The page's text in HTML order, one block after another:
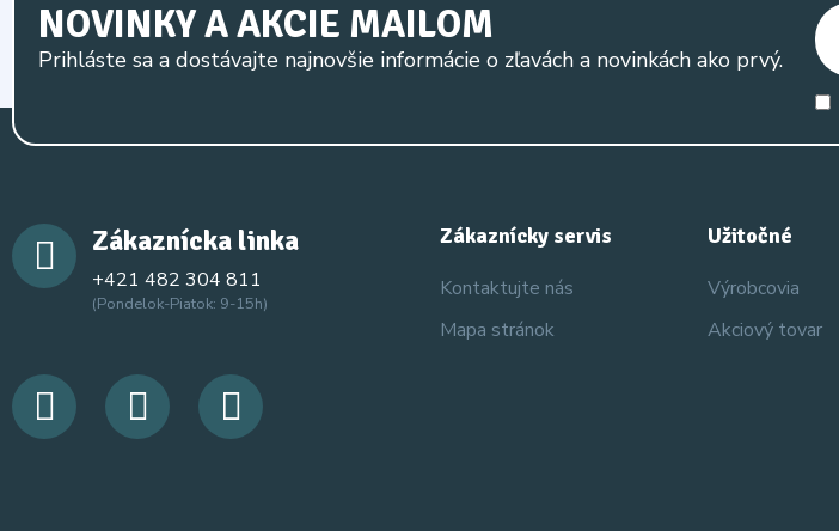
NOVINKY A AKCIE MAILOM
Prihláste sa a dostávajte najnovšie informácie o zľavách a novinkách ako prvý.
Zákaznícka linka
+421 482 304 811
(Pondelok-Piatok: 9-15h)
Zákaznícky servis
Kontaktujte nás
Mapa stránok
Užitočné
Výrobcovia
Akciový tovar